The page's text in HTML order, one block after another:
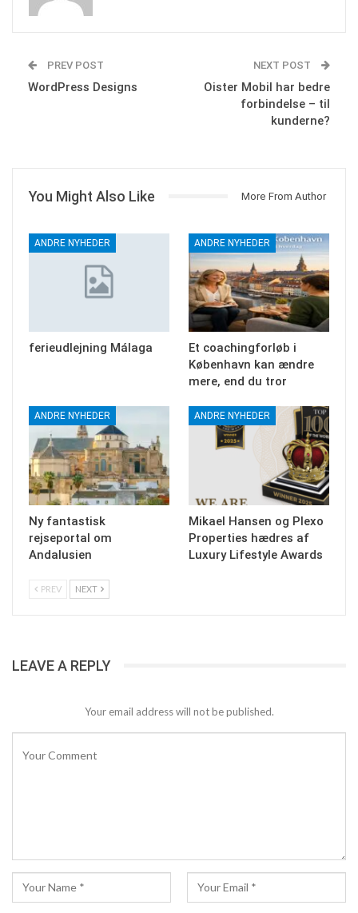
PREV POST
WordPress Designs
NEXT POST
Oister Mobil har bedre
forbindelse – til
kunderne?
You Might Also Like More From Author
ANDRE NYHEDER
ferieudlejning Málaga
ANDRE NYHEDER
Et coachingforløb i
København kan ændre
mere, end du tror
ANDRE NYHEDER
Ny fantastisk
rejseportal om
Andalusien
ANDRE NYHEDER
Mikael Hansen og Plexo
Properties hædres af
Luxury Lifestyle Awards
PREV NEXT
LEAVE A REPLY
Your email address will not be published.